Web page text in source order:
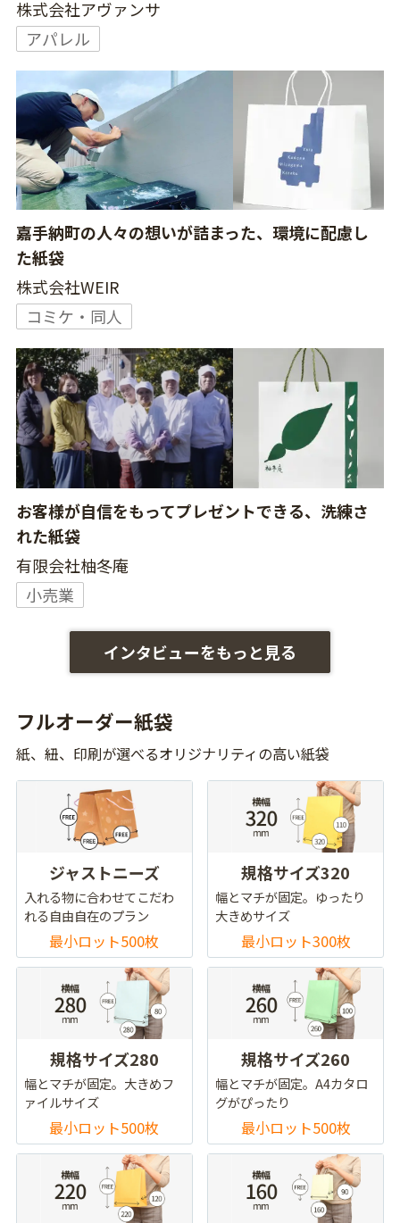
株式会社アヴァンサ
アパレル
嘉手納町の人々の想いが詰まった、環境に配慮し
た紙袋
株式会社WEIR
コミケ・同人
お客様が自信をもってプレゼントできる、洗練さ
れた紙袋
有限会社柚冬庵
小売業
インタビューをもっと見る
フルオーダー紙袋
紙、紐、印刷が選べるオリジナリティの高い紙袋
ジャストニーズ
入れる物に合わせてこだわ
れる自由自在のプラン
最小ロット500枚
規格サイズ320
幅とマチが固定。ゆったり
大きめサイズ
最小ロット300枚
規格サイズ280
幅とマチが固定。大きめフ
ァイルサイズ
最小ロット500枚
規格サイズ260
幅とマチが固定。A4カタロ
グがぴったり
最小ロット500枚